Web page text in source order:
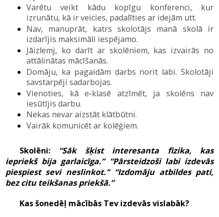
Varētu veikt kādu kopīgu konferenci,
kur
izrunātu, kā ir veicies, padalīties ar idejām utt.
Nav, manuprāt, katrs skolotājs manā skolā ir
izdarījis maksimāli iespējamo.
Jāizlemj, ko darīt ar skolēniem, kas izvairās no
attālinātas mācīšanās.
Domāju, ka pagaidām darbs norit labi. Skolotāji
savstarpēji sadarbojas.
Vienoties,
kā e-klasē atzīmēt,
ja skolēns nav
iesūtījis darbu.
Nekas nevar aizstāt klātbūtni.
Vairāk komunicēt ar kolēģiem.
Skolēni:“Sāk šķist interesanta fizika, kas
iepriekš bija garlaicīga.” “Pārsteidzoši labi izdevās
piespiest sevi neslinkot.” “Izdomāju atbildes pati,
bez citu teikšanas priekšā.”
Kas šonedēļ mācībās Tev izdevās vislabāk?